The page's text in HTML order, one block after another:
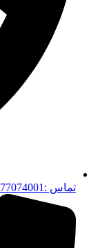
تماس :02177074001